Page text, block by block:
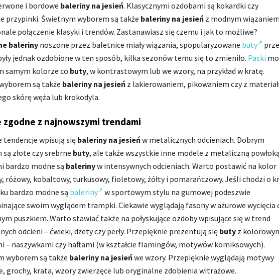
i bordowe baleriny na jesień. Klasycznymi ozdobami są kokardki czy
przypinki. Świetnym wyborem są także baleriny na jesień z modnym
połączenie klasyki i trendów. Zastanawiasz się czemu i jak to możliwe?
balerinynoszone przez baletnice miały wiązania, spopularyzowane buty
jednak ozdobione w ten sposób, kilka sezonów temu się to zmieniło. Paski
samym kolorze co buty, w kontrastowym lub we wzory, na przykład w kratę.
są także baleriny na jesień z lakierowaniem, pikowaniem czy z
skórę węża lub krokodyla.
zgodne z najnowszymi trendami
tendencje wpisują się baleriny na jesieńw metalicznych odcieniach. Dobrym
złote czy srebrne buty, ale także wszystkie inne modele z metaliczną
bardzo modne są balerinyw intensywnych odcieniach. Warto postawić na kolor
różowy, kobaltowy, turkusowy, fioletowy, żółty i pomarańczowy. Jeśli chodzi o
bardzo modne są baleriny
w sportowym stylu na gumowej podeszwie
swoim wyglądem trampki. Ciekawie wyglądają fasony w ażurowe wycięcia
puszkiem. Warto stawiać także na połyskujące ozdoby wpisujące się w trend
odcieni – ćwieki, dżety czy perły. Przepięknie prezentują się buty z
– naszywkami czy haftami (w kształcie flamingów, motywów komiksowych).
wyborem są także baleriny na jesieńwe wzory. Przepięknie wyglądają motywy
grochy, krata, wzory zwierzęce lub oryginalne zdobienia witrażowe.